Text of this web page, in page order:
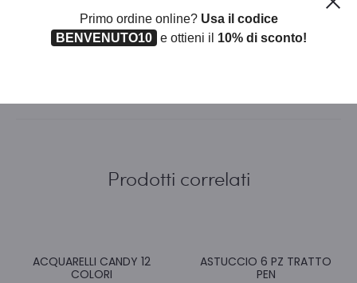
Pezzi per confezione
Prodotti correlati
ACQUARELLI CANDY 12
COLORI
ASTUCCIO 6 PZ TRATTO
PEN
Primo ordine online? Usa il codice
BENVENUTO10
e ottieni il 10% di sconto!